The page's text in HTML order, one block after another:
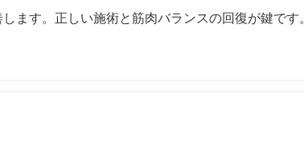
ます。正しい施術と筋肉バランスの回復が鍵です。